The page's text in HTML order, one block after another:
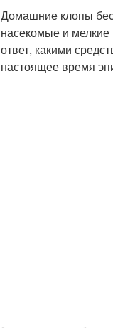
Домашние клопы
насекомые и мелкие
ответ, какими
настоящее время